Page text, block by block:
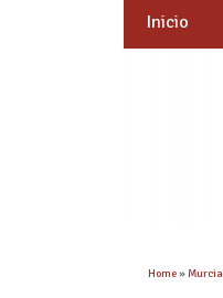
Inicio
Home»Murcia